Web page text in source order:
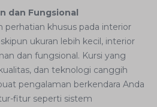
dan Fungsional
perhatian khusus pada interior
ukuran lebih kecil, interior
dan fungsional. Kursi yang
dan teknologi canggih
pengalaman berkendara Anda
fitur seperti sistem